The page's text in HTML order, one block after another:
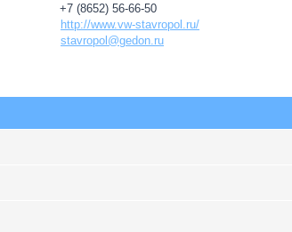
+7 (8652) 56-66-50
http://www.vw-stavropol.ru/
stavropol@gedon.ru